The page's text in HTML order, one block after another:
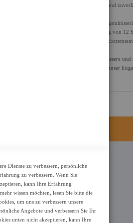
und betriebsbereit bleibt. Dank Langlebigkeit und
MIL-STD-810H-Standard des US-
erreichen. Dank Erfüllung oder Übererfüllung von 12
wie arktischer Wildnis, Sandstürmen,
smartere Technologien anzubieten, die eine bessere
Labels und Zertifizierungen, die unser
Zimbelstrasse 26/13127 Berlin
Deutschland
info@f-m-shop.de
Dienste zu verbessern, persönliche
zu verbessern. Wenn Sie
kann Ihre Erfahrung
wissen möchten, lesen Sie bitte die
um uns zu verbessern unsere
Angebote und verbessern Sie Ihr
unten nicht akzeptieren, kann Ihre